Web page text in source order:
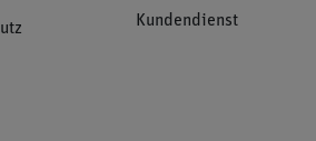
Kundendienst